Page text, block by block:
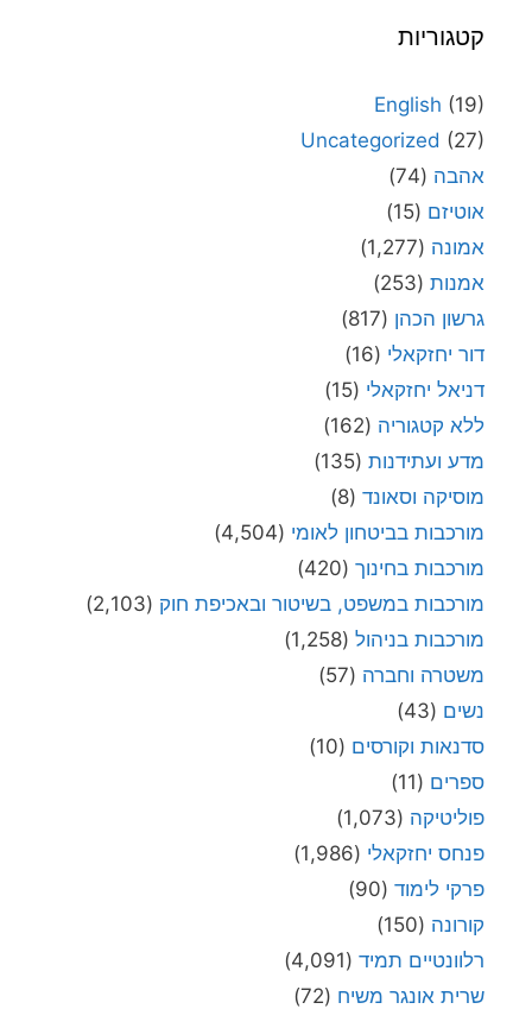
קטגוריות
English (19)
Uncategorized (27)
אהבה (74)
אוטיזם (15)
אמונה (1,277)
אמנות (253)
גרשון הכהן (817)
דור יחזקאלי (16)
דניאל יחזקאלי (15)
ללא קטגוריה (162)
מדע ועתידנות (135)
מוסיקה וסאונד (8)
מורכבות בביטחון לאומי (4,504)
מורכבות בחינוך (420)
מורכבות במשפט, בשיטור ובאכיפת חוק (2,103)
מורכבות בניהול (1,258)
משטרה וחברה (57)
נשים (43)
סדנאות וקורסים (10)
ספרים (11)
פוליטיקה (1,073)
פנחס יחזקאלי (1,986)
פרקי לימוד (90)
קורונה (150)
רלוונטיים תמיד (4,091)
שרית אונגר משיח (72)